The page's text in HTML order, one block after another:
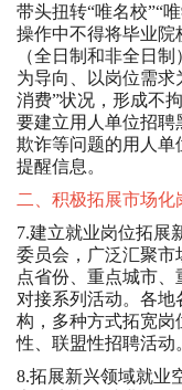
带头扭转“唯名校”“
操作中不得将毕业院
（全日制和非全日
为导向、以岗位需求
消费”状况，形成不
要建立用人单位招聘
欺诈等问题的用人单
提醒信息。
二、积极拓展市场化
7.建立就业岗位拓展
委员会，广泛汇聚市
点省份、重点城市
对接系列活动。各
构，多种方式拓宽岗
性、联盟性招聘活动
8.拓展新兴领域就业